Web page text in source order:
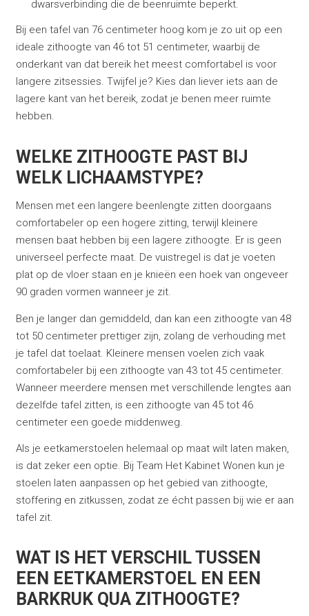
dwarsverbinding die de beenruimte beperkt.
Bij een tafel van 76 centimeter hoog kom je zo uit op een
ideale zithoogte van 46 tot 51 centimeter, waarbij de
onderkant van dat bereik het meest comfortabel is voor
langere zitsessies. Twijfel je? Kies dan liever iets aan de
lagere kant van het bereik, zodat je benen meer ruimte
hebben.
WELKE ZITHOOGTE PAST BIJ
WELK LICHAAMSTYPE?
Mensen met een langere beenlengte zitten doorgaans
comfortabeler op een hogere zitting, terwijl kleinere
mensen baat hebben bij een lagere zithoogte. Er is geen
universeel perfecte maat. De vuistregel is dat je voeten
plat op de vloer staan en je knieën een hoek van ongeveer
90 graden vormen wanneer je zit.
Ben je langer dan gemiddeld, dan kan een zithoogte van 48
tot 50 centimeter prettiger zijn, zolang de verhouding met
je tafel dat toelaat. Kleinere mensen voelen zich vaak
comfortabeler bij een zithoogte van 43 tot 45 centimeter.
Wanneer meerdere mensen met verschillende lengtes aan
dezelfde tafel zitten, is een zithoogte van 45 tot 46
centimeter een goede middenweg.
Als je eetkamerstoelen helemaal op maat wilt laten maken,
is dat zeker een optie. Bij Team Het Kabinet Wonen kun je
stoelen laten aanpassen op het gebied van zithoogte,
stoffering en zitkussen, zodat ze écht passen bij wie er aan
tafel zit.
WAT IS HET VERSCHIL TUSSEN
EEN EETKAMERSTOEL EN EEN
BARKRUK QUA ZITHOOGTE?